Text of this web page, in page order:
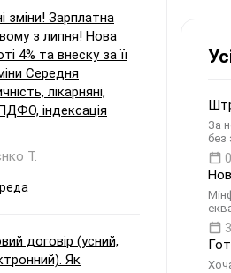
За
без
на загальній
утримання
виплати
материнська
України; б)
зміни! Зарплатна
з липня! Нова
4% та внеску за її
Середня
лікарняні,
індексація
Т.
договір (усний,
Як